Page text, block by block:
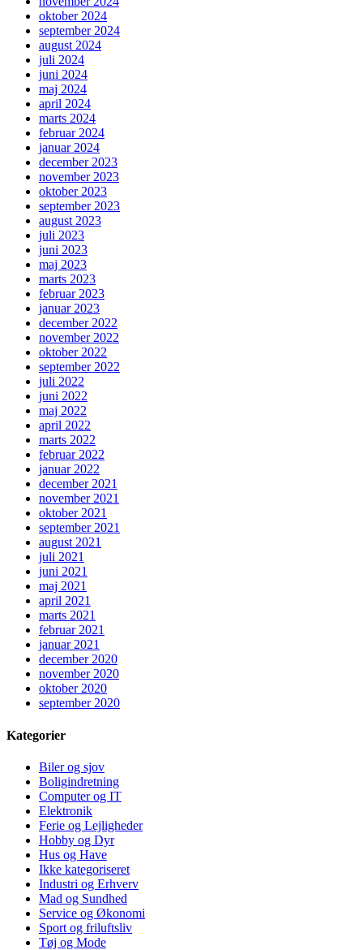
oktober 2024
september 2024
august 2024
juli 2024
juni 2024
maj 2024
april 2024
marts 2024
februar 2024
januar 2024
december 2023
november 2023
oktober 2023
september 2023
august 2023
juli 2023
juni 2023
maj 2023
marts 2023
februar 2023
januar 2023
december 2022
november 2022
oktober 2022
september 2022
juli 2022
juni 2022
maj 2022
april 2022
marts 2022
februar 2022
januar 2022
december 2021
november 2021
oktober 2021
september 2021
august 2021
juli 2021
juni 2021
maj 2021
april 2021
marts 2021
februar 2021
januar 2021
december 2020
november 2020
oktober 2020
september 2020
Kategorier
Biler og sjov
Boligindretning
Computer og IT
Elektronik
Ferie og Lejligheder
Hobby og Dyr
Hus og Have
Ikke kategoriseret
Industri og Erhverv
Mad og Sundhed
Service og Økonomi
Sport og friluftsliv
Tøj og Mode